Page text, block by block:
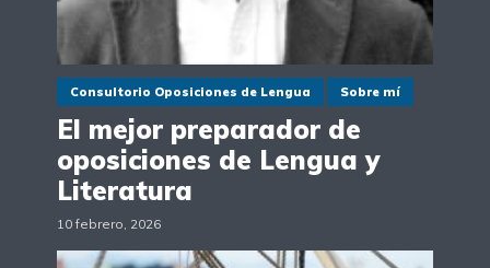
Consultorio Oposiciones de Lengua Sobre mí
El mejor preparador de
oposiciones de Lengua y
Literatura
10 febrero, 2026